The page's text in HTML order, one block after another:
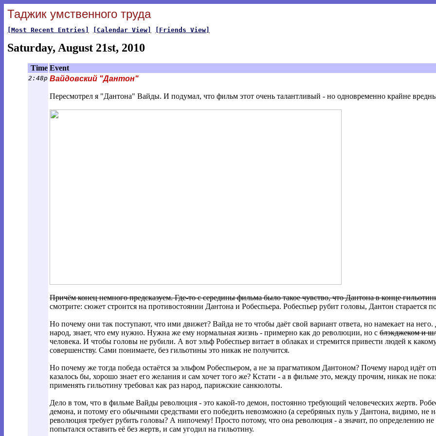
Таджик умственного труда
[Most Recent Entries] [Calendar View] [Friends View]
Saturday, August 21st, 2010
Time Event
2:48p Вайдовский "Дантон"
Пересмотрел я "Дантона" Вайды. И подумал, что фильм этот очень талантливый - но одновременно крайне
Причём конец немного предсказуем. Где-то с середины фильма было такое чувство, что Дантона в конце
смотрите: сюжет строится на противостоянии Дантона и Робеспьера. Робеспьер рубит головы, Дантон старается
Но почему они так поступают, что ими движет? Вайда не то чтобы даёт свой вариант ответа, но намекает на
народ, знает, что ему нужно. Нужна же ему нормальная жизнь - примерно как до революции, но с блэкджеком и
человека. И чтобы головы не рубили. А вот эльф Робеспьер витает в облаках и стремится привести людей к
совершенству. Сами понимаете, без гильотины это никак не получится.
Но почему же тогда победа остаётся за эльфом Робеспьером, а не за прагматиком Дантоном? Почему народ идёт
казалось бы, хорошо знает его желания и сам хочет того же? Кстати - а в фильме это, между прочим, никак не
применять гильотину требовал как раз народ, парижские санкюлоты.
Дело в том, что в фильме Вайды революция - это какой-то демон, постоянно требующий человеческих жертв.
демона, и потому его обычными средствами его победить невозможно (а серебряных пуль у Дантона, видимо, не
революция требует рубить головы? А нипочему! Просто потому, что она революция - а значит, по определению
попытался оставить её без жертв, и сам угодил на гильотину.